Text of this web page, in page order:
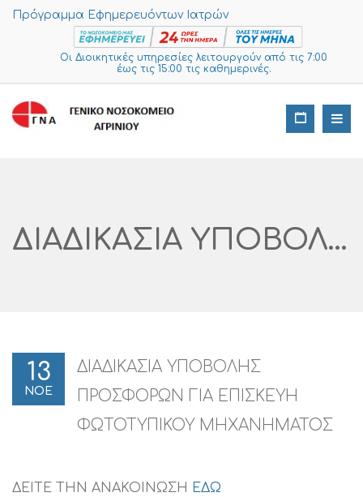
Πρόγραμμα Εφημερευόντων Ιατρών
Οι Διοικητικές υπηρεσίες λειτουργούν από τις 7:00
έως τις 15:00 τις καθημερινές.
ΔΙΑΔΙΚΑΣΙΑ ΥΠΟΒΟΛΗΣ ΠΡΟΣΦΟΡΩΝ ΓΙΑ ΕΠΙΣΚΕΥΗ ΦΩΤΟΤΥΠΙΚΟΥ ΜΗΧΑΝΗΜΑΤΟΣ
13
ΝΟΕ
ΔΙΑΔΙΚΑΣΙΑ ΥΠΟΒΟΛΗΣ
ΠΡΟΣΦΟΡΩΝ ΓΙΑ ΕΠΙΣΚΕΥΗ
ΦΩΤΟΤΥΠΙΚΟΥ ΜΗΧΑΝΗΜΑΤΟΣ
ΔΕΙΤΕ ΤΗΝ ΑΝΑΚΟΙΝΩΣΗ ΕΔΩ